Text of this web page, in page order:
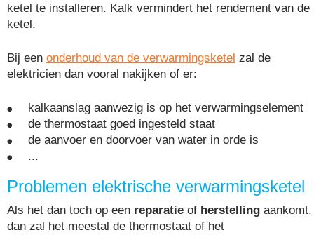
ketel te installeren. Kalk vermindert het rendement van de
ketel.
Bij een onderhoud van de verwarmingsketel zal de
elektricien dan vooral nakijken of er:
kalkaanslag aanwezig is op het verwarmingselement
de thermostaat goed ingesteld staat
de aanvoer en doorvoer van water in orde is
...
Problemen elektrische verwarmingsketel
Als het dan toch op een reparatie of herstelling aankomt,
dan zal het meestal de thermostaat of het